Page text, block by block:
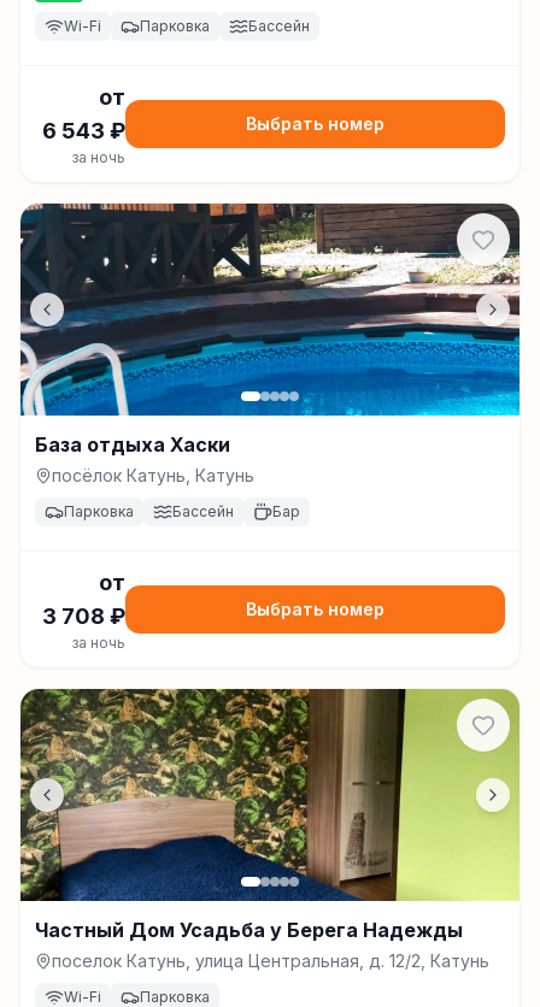
Wi-Fi Парковка Бассейн
от
6 543 ₽
за ночь
Выбрать номер
База отдыха Хаски
посёлок Катунь, Катунь
Парковка Бассейн Бар
от
3 708 ₽
за ночь
Выбрать номер
Частный Дом Усадьба у Берега Надежды
поселок Катунь, улица Центральная, д. 12/2, Катунь
Wi-Fi Парковка